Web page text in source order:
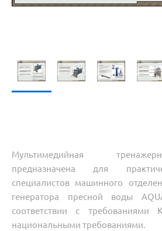
Мультимедийная
предназначена для
специалистов машинного
генератора пресной воды
соответствии с
национальными требованиями.